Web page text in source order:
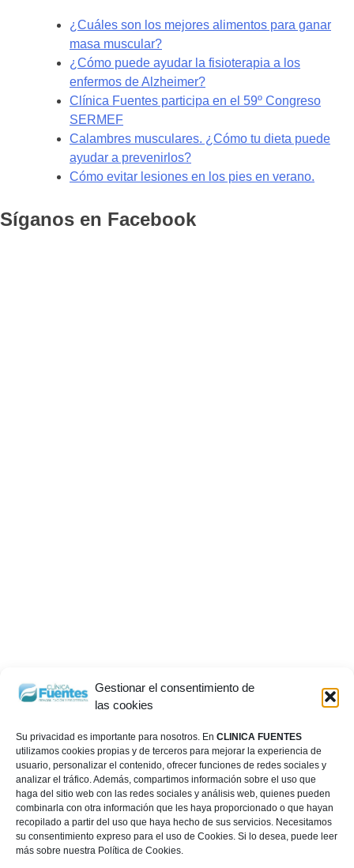
Gestionar el consentimiento de
las cookies
Su privacidad es importante para nosotros. En CLINICA FUENTES
utilizamos cookies propias y de terceros para mejorar la experiencia de
usuario, personalizar el contenido, ofrecer funciones de redes sociales y
analizar el tráfico. Además, compartimos información sobre el uso que
haga del sitio web con las redes sociales y análisis web, quienes pueden
combinarla con otra información que les haya proporcionado o que hayan
recopilado a partir del uso que haya hecho de sus servicios. Necesitamos
su consentimiento expreso para el uso de Cookies. Si lo desea, puede leer
más sobre nuestra Política de Cookies.
¿Cuáles son los mejores alimentos para ganar
masa muscular?
¿Cómo puede ayudar la fisioterapia a los
enfermos de Alzheimer?
Clínica Fuentes participa en el 59º Congreso
SERMEF
Calambres musculares. ¿Cómo tu dieta puede
ayudar a prevenirlos?
Cómo evitar lesiones en los pies en verano.
Síganos en Facebook